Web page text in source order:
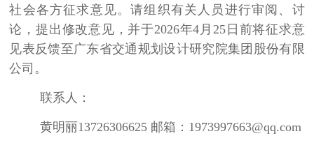
社会各方征求意见。请组织有关人员进行审阅、讨
论，提出修改意见，并于2026年4 月 25日前将征求意
见表反馈至广东省交通规划设计研究院集团股份有限
公司。
联系人：
黄明丽13726306625 邮箱： 1973997663@qq.com